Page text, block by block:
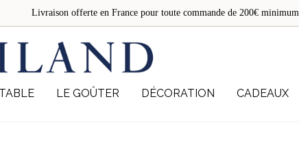
Livraison offerte en France pour toute commande de 200€ minimum
LE GOÛTER DÉCORATION CADEAUX